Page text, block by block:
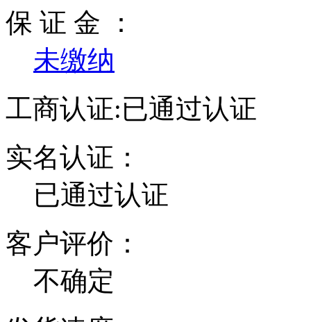
保 证 金 ：
未缴纳
工商认证:已通过认证
实名认证：
已通过认证
客户评价：
不确定